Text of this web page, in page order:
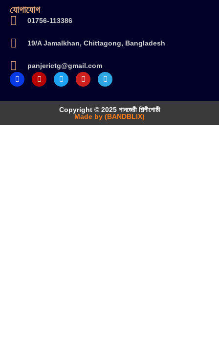
যোগাযোগ
01756-113386
19/A Jamalkhan, Chittagong, Bangladesh
panjerictg@gmail.com
Copyright © 2025 পানজেরী শিল্পীগোষ্ঠী
Made by (BANDBLIX)